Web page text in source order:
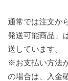
通常では注文か
発送可能商品」
送しています。
※お支払い方法
の場合は、入金